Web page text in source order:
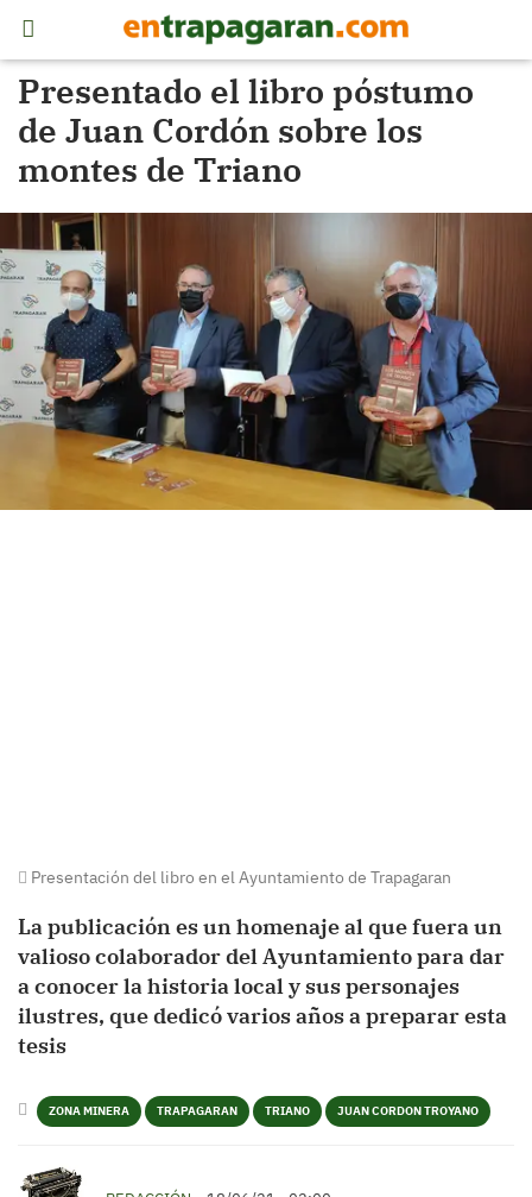
Presentado el libro póstumo
de Juan Cordón sobre los
montes de Triano
Presentación del libro en el Ayuntamiento de Trapagaran
La publicación es un homenaje al que fuera un
valioso colaborador del Ayuntamiento para dar
a conocer la historia local y sus personajes
ilustres, que dedicó varios años a preparar esta
tesis
ZONA MINERA TRAPAGARAN TRIANO JUAN CORDON TROYANO